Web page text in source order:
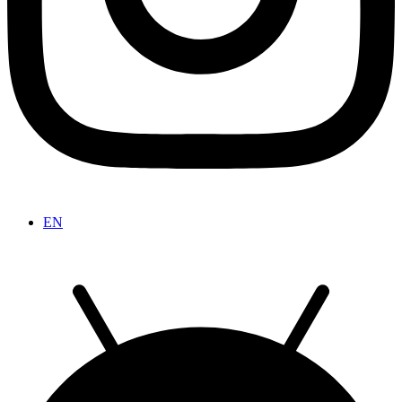
EN